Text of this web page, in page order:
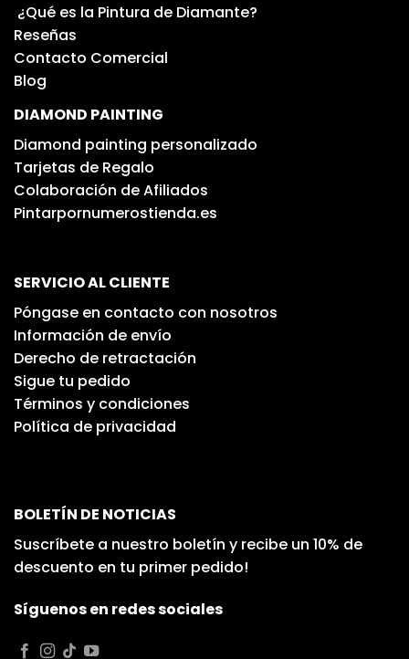
¿Qué es la Pintura de Diamante?
Reseñas
Contacto Comercial
Blog
DIAMOND PAINTING
Diamond painting personalizado
Tarjetas de Regalo
Colaboración de Afiliados
Pintarpornumerostienda.es
SERVICIO AL CLIENTE
Póngase en contacto con nosotros
Información de envío
Derecho de retractación
Sigue tu pedido
Términos y condiciones
Política de privacidad
BOLETÍN DE NOTICIAS
Suscríbete a nuestro boletín y recibe un 10% de
descuento en tu primer pedido!
Síguenos en redes sociales